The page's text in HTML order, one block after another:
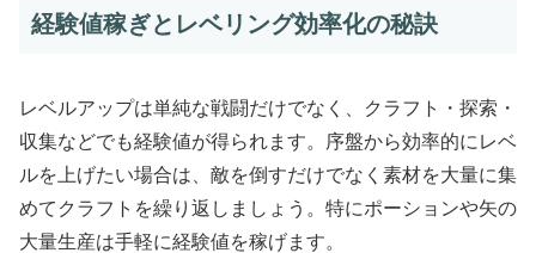
経験値稼ぎとレベリング効率化の秘訣
レベルアップは単純な戦闘だけでなく、クラフト・探索・
収集などでも経験値が得られます。序盤から効率的にレベ
ルを上げたい場合は、敵を倒すだけでなく素材を大量に集
めてクラフトを繰り返しましょう。特にポーションや矢の
大量生産は手軽に経験値を稼げます。